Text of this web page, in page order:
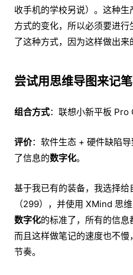
收手机的学校另说）。这种
方式的变化，所以必须要进
了这种方式，因为这样做出来
尝试用思维导图来记
组合方式：联想小新平板
评价：软件生态 + 硬件缺陷
了信息的数字化。
基于我已有的装备，我选择
（299），并使用 XMind 思
数字化的标准了，所有的信息
而且这样做笔记的速度也不
节奏。